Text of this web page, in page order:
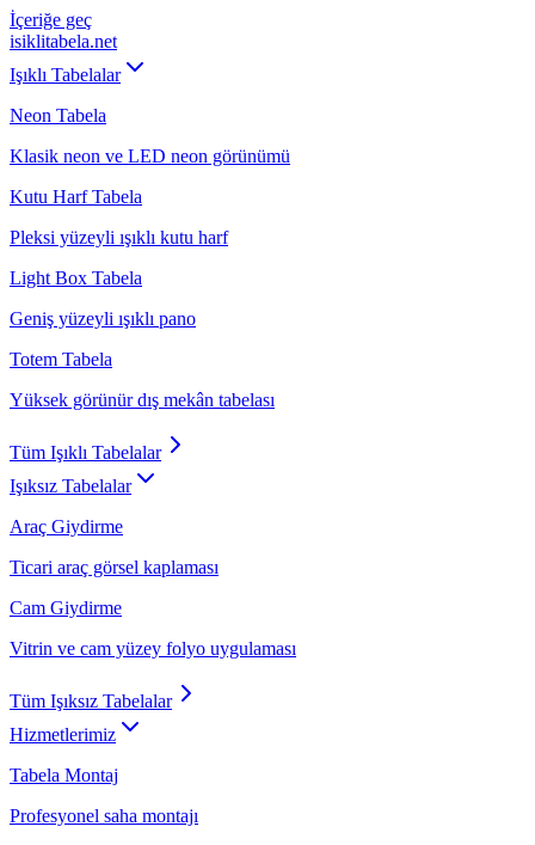
İçeriğe geç
isiklitabela.net
Işıklı Tabelalar
Neon Tabela
Klasik neon ve LED neon görünümü
Kutu Harf Tabela
Pleksi yüzeyli ışıklı kutu harf
Light Box Tabela
Geniş yüzeyli ışıklı pano
Totem Tabela
Yüksek görünür dış mekân tabelası
Tüm Işıklı Tabelalar
Işıksız Tabelalar
Araç Giydirme
Ticari araç görsel kaplaması
Cam Giydirme
Vitrin ve cam yüzey folyo uygulaması
Tüm Işıksız Tabelalar
Hizmetlerimiz
Tabela Montaj
Profesyonel saha montajı